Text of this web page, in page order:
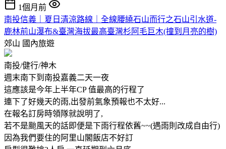
1個月前
南投信義｜夏日清涼路線｜全線腰繞石山而行之石山引水道-
鹿林前山瀑布&臺灣海拔最高臺灣杉阿毛巨木(撞到月亮的樹)
郊山 國內旅遊
南投/健行/神木
週末南下到南投嘉義二天一夜
這應該是今年上半年CP 值最高的行程了
連下了好幾天的雨,出發前氣象預報也不太好...
在報名訂房時領隊就說明了,
若不是颱風天的話即便是下雨行程依舊~~(遇雨則改成自由行)
因為我們要住的阿里山閣飯店不好訂